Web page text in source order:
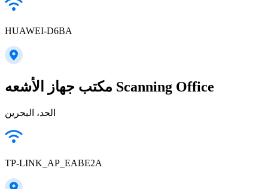
HUAWEI-D6BA
مكتب جهاز الأشعه Scanning Office
الحد، البحرين
TP-LINK_AP_EABE2A